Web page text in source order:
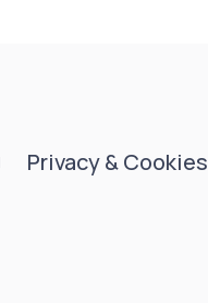
Privacy & Cookies